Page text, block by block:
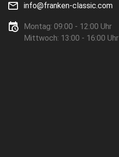
info@franken-classic.com
Montag: 09:00 - 12:00 Uhr
Mittwoch: 13:00 - 16:00 Uhr